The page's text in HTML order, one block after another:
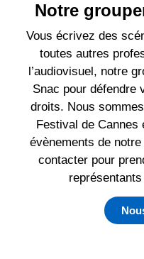
Notre
Vous écrivez des
toutes autres
l’audiovisuel, notre
Snac pour défendre
droits. Nous
Festival de Cannes
évènements de
contacter pour